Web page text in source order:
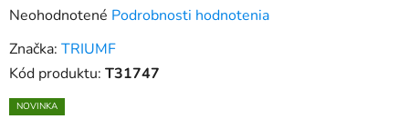
Priemerné
hodnotenie
produktu
0,0
Neohodnotené Podrobnosti hodnotenia
Značka: TRIUMF
Kód produktu: T31747
NOVINKA